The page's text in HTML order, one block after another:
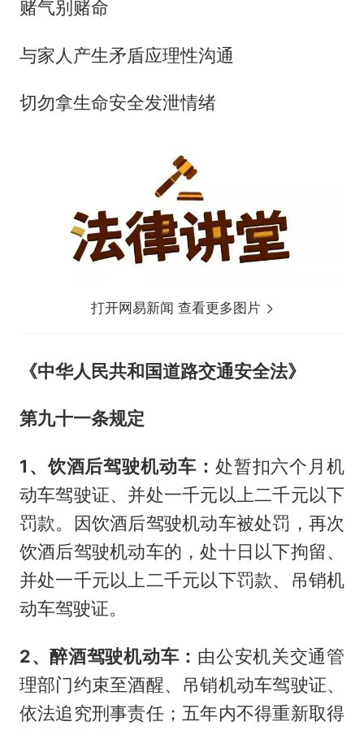
赌气别赌命
与家人产生矛盾应理性沟通
切勿拿生命安全发泄情绪
打开网易新闻 查看更多图片
《中华人民共和国道路交通安全法》
第九十一条规定
1、饮酒后驾驶机动车： 处暂扣六个月机
动车驾驶证、并处一千元以上二千元以下
罚款。因饮酒后驾驶机动车被处罚，再次
饮酒后驾驶机动车的，处十日以下拘留、
并处一千元以上二千元以下罚款、吊销机
动车驾驶证。
2、醉酒驾驶机动车： 由公安机关交通管
理部门约束至酒醒、吊销机动车驾驶证、
依法追究刑事责任；五年内不得重新取得